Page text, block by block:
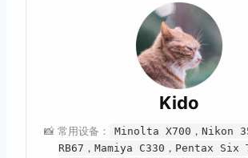
Kido
📸 常用设备：
Minolta X700，Nikon
RB67，Mamiya C330，Pentax Six